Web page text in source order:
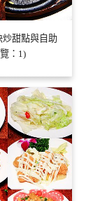
炒甜點與自助
：1)